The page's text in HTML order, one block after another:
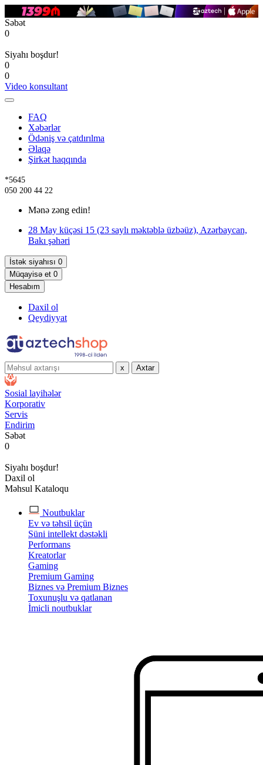
Səbət
0
Siyahı boşdur!
0
0
Video konsultant
FAQ
Xəbərlər
Ödəniş və çatdırılma
Əlaqə
Şirkət haqqında
*5645
050 200 44 22
Mənə zəng edin!
28 May küçəsi 15 (23 saylı məktəblə üzbəüz), Azərbaycan,
Bakı şəhəri
İstək siyahısı 0
Müqayisə et 0
Hesabım
Daxil ol
Qeydiyyat
x Axtar
Sosial layihələr
Korporativ
Servis
Endirim
Səbət
0
Siyahı boşdur!
Daxil ol
Məhsul Kataloqu
Noutbuklar
Ev və təhsil üçün
Süni intellekt dəstəkli
Performans
Kreatorlar
Gaming
Premium Gaming
Biznes və Premium Biznes
Toxunuşlu və qatlanan
İmicli noutbuklar